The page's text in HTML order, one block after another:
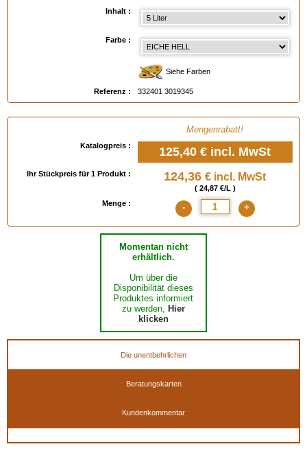
Inhalt :
Farbe :
Siehe Farben
Referenz : 332401 3019345
Mengenrabatt!
Katalogpreis : 125,40 € incl. MwSt
Ihr Stückpreis für 1 Produkt : 124,36 € incl. MwSt
( 24,87 €/L )
Menge :
- +
Momentan nicht
erhältlich.
Um über die
Disponibilität dieses
Produktes informiert
zu werden, Hier
klicken
Die unentbehrlichen
Beratungskarten
Kundenkommentar